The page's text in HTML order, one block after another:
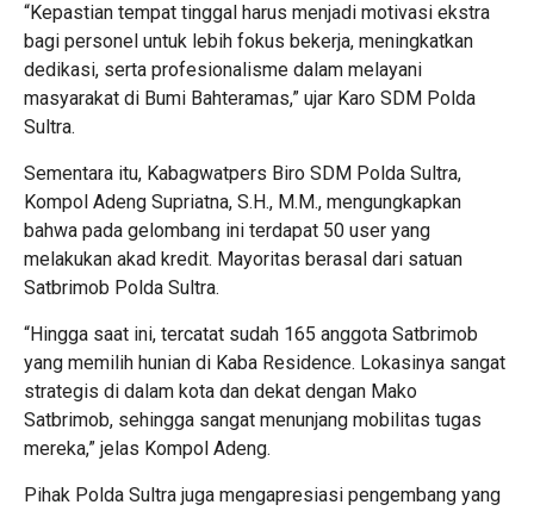
“Kepastian tempat tinggal harus menjadi motivasi ekstra
bagi personel untuk lebih fokus bekerja, meningkatkan
dedikasi, serta profesionalisme dalam melayani
masyarakat di Bumi Bahteramas,” ujar Karo SDM Polda
Sultra.
Sementara itu, Kabagwatpers Biro SDM Polda Sultra,
Kompol Adeng Supriatna, S.H., M.M., mengungkapkan
bahwa pada gelombang ini terdapat 50 user yang
melakukan akad kredit. Mayoritas berasal dari satuan
Satbrimob Polda Sultra.
“Hingga saat ini, tercatat sudah 165 anggota Satbrimob
yang memilih hunian di Kaba Residence. Lokasinya sangat
strategis di dalam kota dan dekat dengan Mako
Satbrimob, sehingga sangat menunjang mobilitas tugas
mereka,” jelas Kompol Adeng.
Pihak Polda Sultra juga mengapresiasi pengembang yang